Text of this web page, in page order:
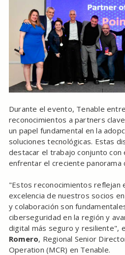
Durante el evento, Tenable
reconocimientos a partners
un papel fundamental en la
soluciones tecnológicas. Estas
destacar el trabajo conjunto con
enfrentar el creciente panorama
"Estos reconocimientos reflejan
excelencia de nuestros socios
y colaboración son
ciberseguridad en la región y
digital más seguro y resiliente",
Romero, Regional Senior
Operation (MCR) en Tenable.